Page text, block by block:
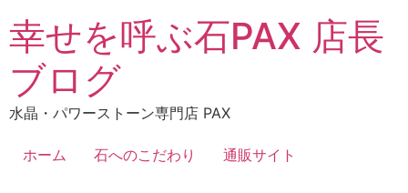
ン
ン
に
幸せを呼ぶ石PAX 店長
ブログ
水晶・パワーストーン専門店 PAX
ホーム 石へのこだわり 通販サイト